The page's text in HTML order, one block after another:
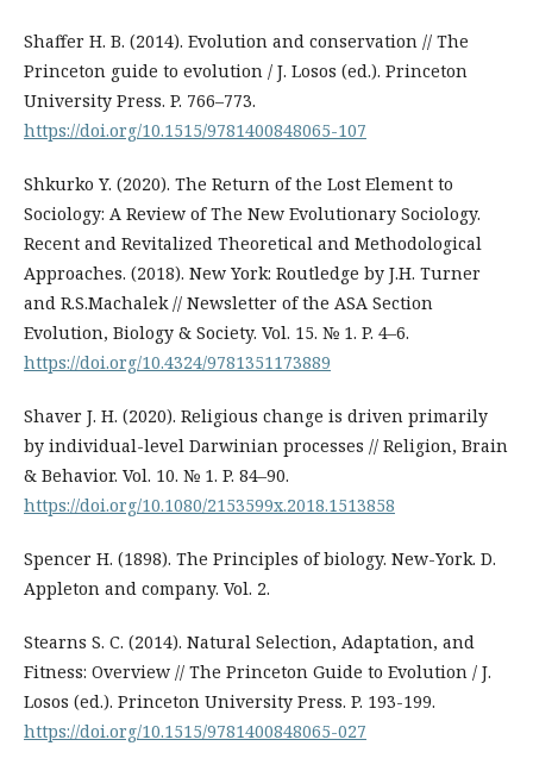
Shaffer H. B. (2014). Evolution and conservation // The
Princeton guide to evolution / J. Losos (ed.). Princeton
University Press. P. 766–773.
https://doi.org/10.1515/9781400848065-107
Shkurko Y. (2020). The Return of the Lost Element to
Sociology: A Review of The New Evolutionary Sociology.
Recent and Revitalized Theoretical and Methodological
Approaches. (2018). New York: Routledge by J.H. Turner
and R.S.Machalek // Newsletter of the ASA Section
Evolution, Biology & Society. Vol. 15. № 1. P. 4–6.
https://doi.org/10.4324/9781351173889
Shaver J. H. (2020). Religious change is driven primarily
by individual-level Darwinian processes // Religion, Brain
& Behavior. Vol. 10. № 1. P. 84–90.
https://doi.org/10.1080/2153599x.2018.1513858
Spencer H. (1898). The Principles of biology. New-York. D.
Appleton and company. Vol. 2.
Stearns S. C. (2014). Natural Selection, Adaptation, and
Fitness: Overview // The Princeton Guide to Evolution / J.
Losos (ed.). Princeton University Press. P. 193-199.
https://doi.org/10.1515/9781400848065-027